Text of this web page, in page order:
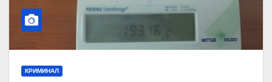
КРИМИНАЛ